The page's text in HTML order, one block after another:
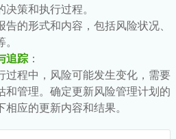
策和执行过程。
告的形式和内容，包括风险状况、
追踪 ：
过程中，风险可能发生变化，需要
和管理。确定更新风险管理计划的
应的更新内容和结果。